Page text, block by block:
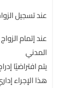
عند تسجيل
عند إتمام
المدني
يتم افتراضيًا
هذا الإجراء